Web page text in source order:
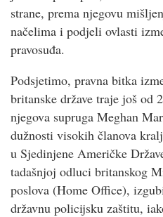
strane, prema njegovu
načelima i podjeli ovlasti
pravosuđa.
Podsjetimo, pravna bitka
britanske države traje još od
njegova supruga Meghan
dužnosti visokih članova
u Sjedinjene Američke
tadašnjoj odluci britanskog
poslova (Home Office),
državnu policijsku zaštitu,